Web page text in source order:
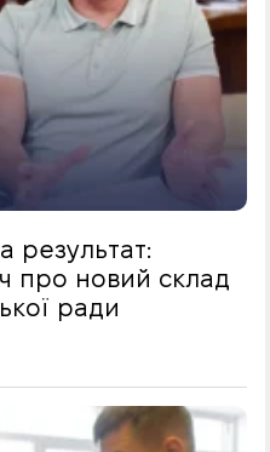
результат:
про новий склад
ради